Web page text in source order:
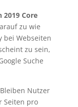
2019 Core
zu wie
bei Webseiten
zu sein,
Suche
Nutzer
Seiten pro